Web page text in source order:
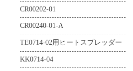
CR00202-01
CR00240-01-A
TE0714-02用ヒートスプレッダー
KK0714-04